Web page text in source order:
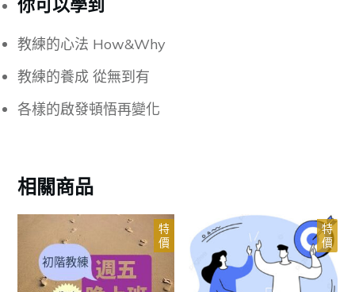
教練的心法 How&Why
教練的養成 從無到有
各樣的啟發頓悟再變化
相關商品
特
價
特
價